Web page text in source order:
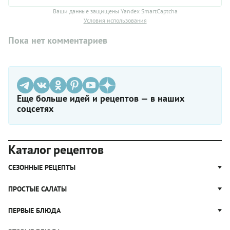
Ваши данные защищены Yandex SmartCaptcha
Условия использования
Пока нет комментариев
Еще больше идей и рецептов — в наших
соцсетях
Каталог рецептов
СЕЗОННЫЕ РЕЦЕПТЫ
Рецепты из капусты
Рецепты с грибами
ПРОСТЫЕ САЛАТЫ
Простые салаты
ПЕРВЫЕ БЛЮДА